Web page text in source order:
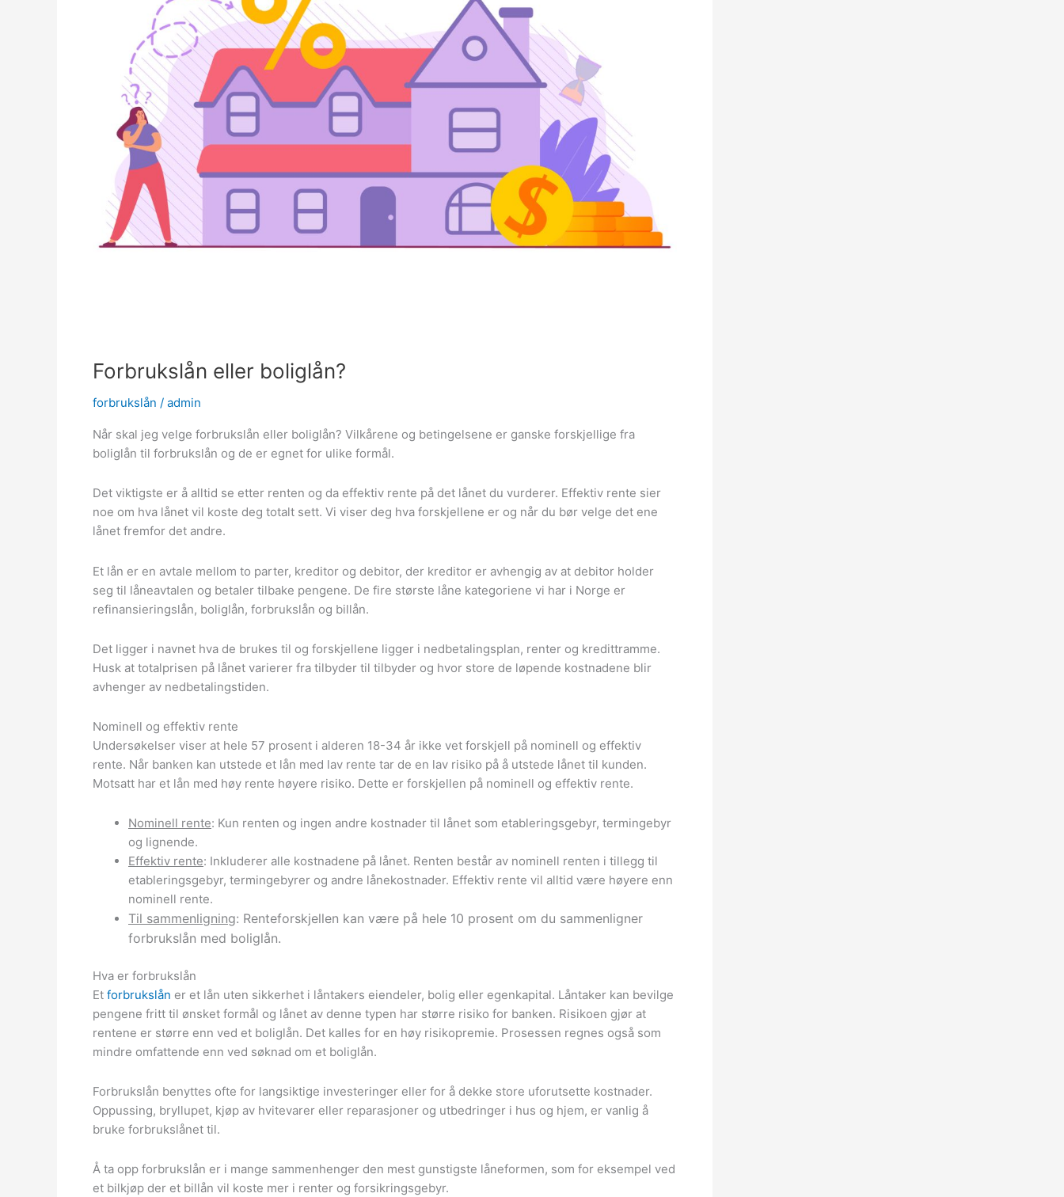
Forbrukslån eller boliglån?
forbrukslån / admin
Når skal jeg velge forbrukslån eller boliglån? Vilkårene og betingelsene er ganske forskjellige fra
boliglån til forbrukslån og de er egnet for ulike formål.
Det viktigste er å alltid se etter renten og da effektiv rente på det lånet du vurderer. Effektiv rente sier
noe om hva lånet vil koste deg totalt sett. Vi viser deg hva forskjellene er og når du bør velge det ene
lånet fremfor det andre.
Et lån er en avtale mellom to parter, kreditor og debitor, der kreditor er avhengig av at debitor holder
seg til låneavtalen og betaler tilbake pengene. De fire største låne kategoriene vi har i Norge er
refinansieringslån, boliglån, forbrukslån og billån.
Det ligger i navnet hva de brukes til og forskjellene ligger i nedbetalingsplan, renter og kredittramme.
Husk at totalprisen på lånet varierer fra tilbyder til tilbyder og hvor store de løpende kostnadene blir
avhenger av nedbetalingstiden.
Nominell og effektiv rente
Undersøkelser viser at hele 57 prosent i alderen 18-34 år ikke vet forskjell på nominell og effektiv
rente. Når banken kan utstede et lån med lav rente tar de en lav risiko på å utstede lånet til kunden.
Motsatt har et lån med høy rente høyere risiko. Dette er forskjellen på nominell og effektiv rente.
Nominell rente: Kun renten og ingen andre kostnader til lånet som etableringsgebyr, termingebyr
og lignende.
Effektiv rente: Inkluderer alle kostnadene på lånet. Renten består av nominell renten i tillegg til
etableringsgebyr, termingebyrer og andre lånekostnader. Effektiv rente vil alltid være høyere enn
nominell rente.
Til sammenligning: Renteforskjellen kan være på hele 10 prosent om du sammenligner
forbrukslån med boliglån.
Hva er forbrukslån
Et forbrukslån er et lån uten sikkerhet i låntakers eiendeler, bolig eller egenkapital. Låntaker kan bevilge
pengene fritt til ønsket formål og lånet av denne typen har større risiko for banken. Risikoen gjør at
rentene er større enn ved et boliglån. Det kalles for en høy risikopremie. Prosessen regnes også som
mindre omfattende enn ved søknad om et boliglån.
Forbrukslån benyttes ofte for langsiktige investeringer eller for å dekke store uforutsette kostnader.
Oppussing, bryllupet, kjøp av hvitevarer eller reparasjoner og utbedringer i hus og hjem, er vanlig å
bruke forbrukslånet til.
Å ta opp forbrukslån er i mange sammenhenger den mest gunstigste låneformen, som for eksempel ved
et bilkjøp der et billån vil koste mer i renter og forsikringsgebyr.